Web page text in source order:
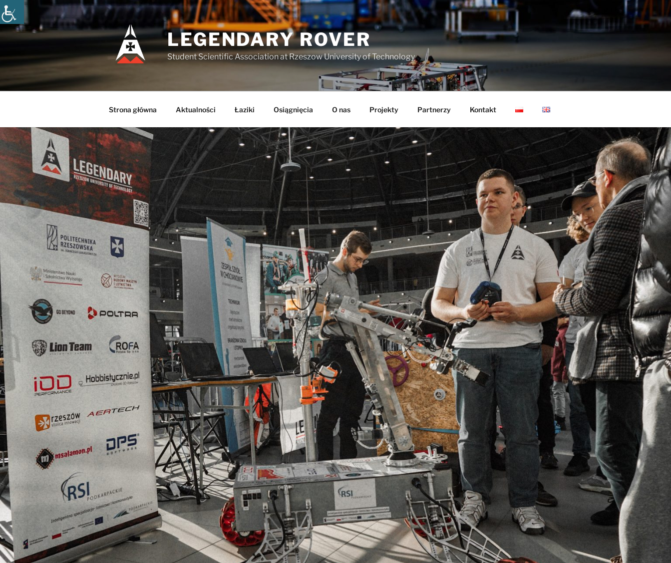
Przejdź
do
treści
LEGENDARY ROVER
Student Scientific Association at Rzeszow University of Technology
Strona główna Aktualności Łaziki Osiągnięcia O nas Projekty Partnerzy Kontakt